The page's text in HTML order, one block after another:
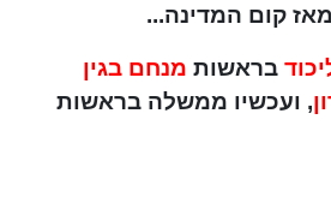
קום המדינה...
בראשות מנחם בגין
, ועכשיו ממשלה בראשות